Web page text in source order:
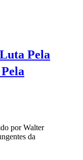
Pela
por Walter
da